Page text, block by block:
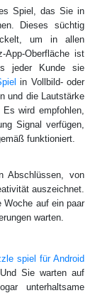
Spiel, das Sie in
Dieses süchtig
um in allen
App-Oberfläche ist
jeder Kunde sie
in Vollbild- oder
und die Lautstärke
wird empfohlen,
Signal verfügen,
funktioniert.
Abschlüssen, von
auszeichnet.
Woche auf ein paar
warten.
spiel für Android
Sie warten auf
unterhaltsame